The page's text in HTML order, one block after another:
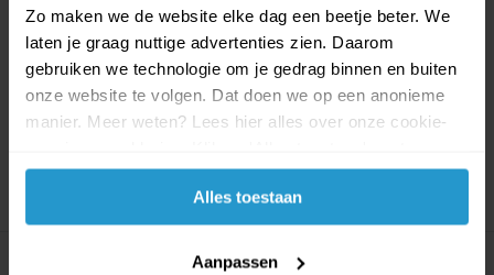
Zo maken we de website elke dag een beetje beter. We
laten je graag nuttige advertenties zien. Daarom
gebruiken we technologie om je gedrag binnen en buiten
onze website te volgen. Dat doen we op een anonieme
manier. Meer weten? Lees hier alles over onze cookie-
accepteren.
Alles toestaan
Aanpassen
De Qware New York muis is een
programmeerbare ga...
Op voorraad
Bescherm je hoofd met een
trendy RiDD SKULL helm...
€6,29